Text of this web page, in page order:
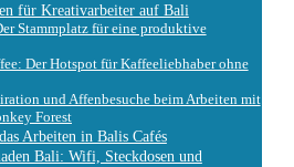
für Kreativarbeiter auf Bali
Stammplatz für eine produktive
Der Hotspot für Kaffeeliebhaber ohne
und Affenbesuche beim Arbeiten mit
Forest
Arbeiten in Balis Cafés
Bali: Wifi, Steckdosen und